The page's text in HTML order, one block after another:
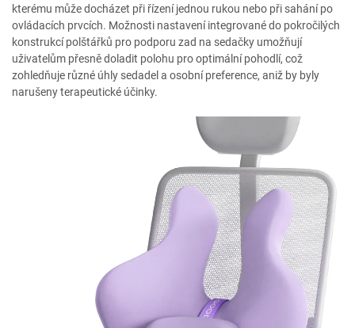
kterému může docházet při řízení jednou rukou nebo při sahání po
ovládacích prvcích. Možnosti nastavení integrované do pokročilých
konstrukcí polštářků pro podporu zad na sedačky umožňují
uživatelům přesně doladit polohu pro optimální pohodlí, což
zohledňuje různé úhly sedadel a osobní preference, aniž by byly
narušeny terapeutické účinky.